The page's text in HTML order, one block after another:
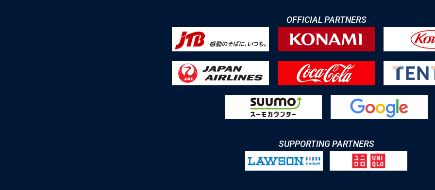
OFFICIAL PARTNERS
SUPPORTING PARTNERS